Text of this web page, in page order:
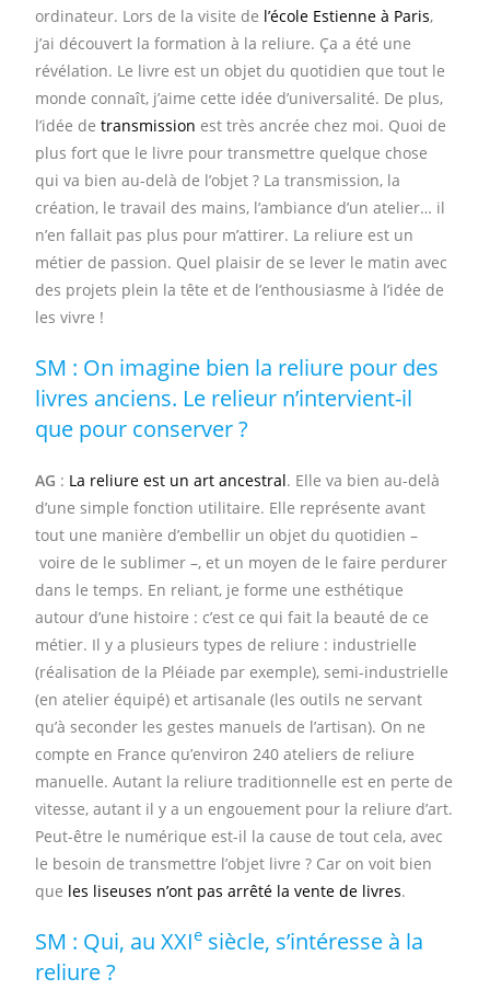
ordinateur. Lors de la visite de l’école Estienne à Paris,
j’ai découvert la formation à la reliure. Ça a été une
révélation. Le livre est un objet du quotidien que tout le
monde connaît, j’aime cette idée d’universalité. De plus,
l’idée detransmission est très ancrée chez moi. Quoi de
plus fort que le livre pour transmettre quelque chose
qui va bien au-delà de l’objet ? La transmission, la
création, le travail des mains, l’ambiance d’un atelier… il
n’en fallait pas plus pour m’attirer. La reliure est un
métier de passion. Quel plaisir de se lever le matin avec
des projets plein la tête et de l’enthousiasme à l’idée de
les vivre !
SM : On imagine bien la reliure pour des
livres anciens. Le relieur n’intervient-il
que pour conserver ?
AG : La reliure est un art ancestral. Elle va bien au-delà
d’une simple fonction utilitaire. Elle représente avant
tout une manière d’embellir un objet du quotidien –
voire de le sublimer –, et un moyen de le faire perdurer
dans le temps. En reliant, je forme une esthétique
autour d’une histoire : c’est ce qui fait la beauté de ce
métier. Il y a plusieurs types de reliure : industrielle
(réalisation de la Pléiade par exemple), semi-industrielle
(en atelier équipé) et artisanale (les outils ne servant
qu’à seconder les gestes manuels de l’artisan). On ne
compte en France qu’environ 240 ateliers de reliure
manuelle. Autant la reliure traditionnelle est en perte de
vitesse, autant il y a un engouement pour la reliure d’art.
Peut-être le numérique est-il la cause de tout cela, avec
le besoin de transmettre l’objet livre ? Car on voit bien
que les liseuses n’ont pas arrêté la vente de livres.
SM : Qui, au XXIe siècle, s’intéresse à la
reliure ?